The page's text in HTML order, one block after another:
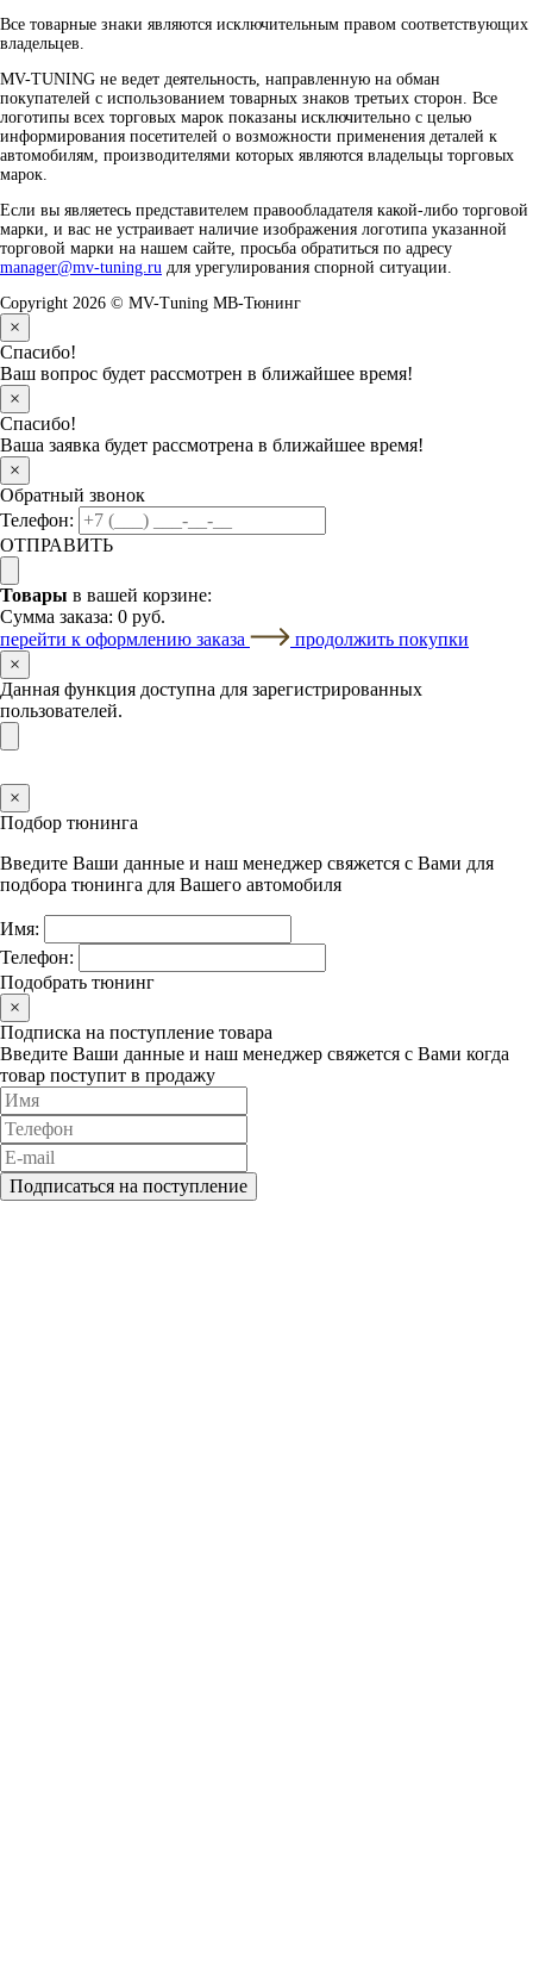
Все товарные знаки являются исключительным правом соответствующих
владельцев.
MV-TUNING не ведет деятельность, направленную на обман
покупателей с использованием товарных знаков третьих сторон. Все
логотипы всех торговых марок показаны исключительно с целью
информирования посетителей о возможности применения деталей к
автомобилям, производителями которых являются владельцы торговых
марок.
Если вы являетесь представителем правообладателя какой-либо торговой
марки, и вас не устраивает наличие изображения логотипа указанной
торговой марки на нашем сайте, просьба обратиться по адресу
manager@mv-tuning.ru для урегулирования спорной ситуации.
Copyright 2026 © MV-Tuning МВ-Тюнинг
×
Спасибо!
Ваш вопрос будет рассмотрен в ближайшее время!
×
Спасибо!
Ваша заявка будет рассмотрена в ближайшее время!
×
Обратный звонок
Телефон:
ОТПРАВИТЬ
Товары в вашей корзине:
Сумма заказа: 0 руб.
перейти к оформлению заказа
продолжить покупки
×
Данная функция доступна для зарегистрированных
пользователей.
×
Подбор тюнинга
Введите Ваши данные и наш менеджер свяжется с Вами для
подбора тюнинга для Вашего автомобиля
Имя:
Телефон:
Подобрать тюнинг
×
Подписка на поступление товара
Введите Ваши данные и наш менеджер свяжется с Вами когда
товар поступит в продажу